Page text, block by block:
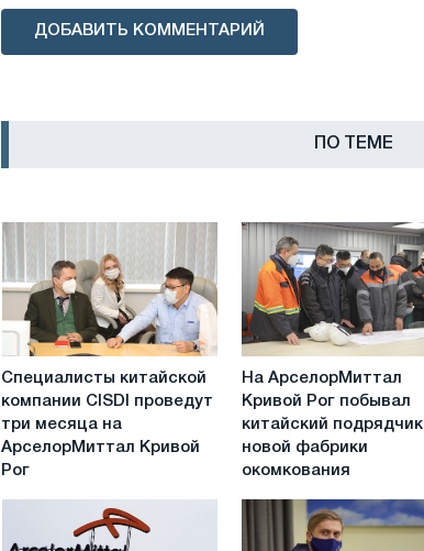
ДОБАВИТЬ КОММЕНТАРИЙ
ПО ТЕМЕ
Специалисты
китайской
CISDI
проведут
Специалисты китайской
компании CISDI проведут
три месяца на
АрселорМиттал Кривой
Рог
На
АрселорМиттал
Кривой
побывал
подрядчик
На АрселорМиттал
Кривой Рог побывал
китайский подрядчик
новой фабрики
окомкования